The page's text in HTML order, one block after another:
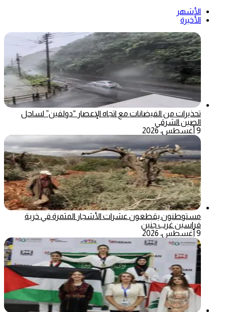
الأشهر
الأخيرة
تحذيرات من الفيضانات مع اتجاه الإعصار “دولفين” لساحل
الصين الشرقي
9 أغسطس، 2026
مستوطنون يقطعون عشرات الأشجار المثمرة في خربة
فراسين غرب جنين
9 أغسطس، 2026